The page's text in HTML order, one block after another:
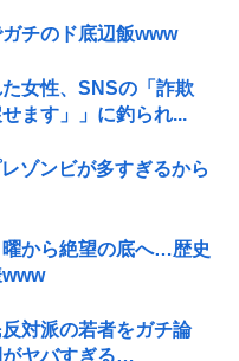
ガチのド底辺飯www
女性、SNSの「詐欺
ます」」に釣られ...
ゾンビが多すぎるから
曜から絶望の底へ…歴史
www
対派の若者をガチ論
がヤバすぎる…